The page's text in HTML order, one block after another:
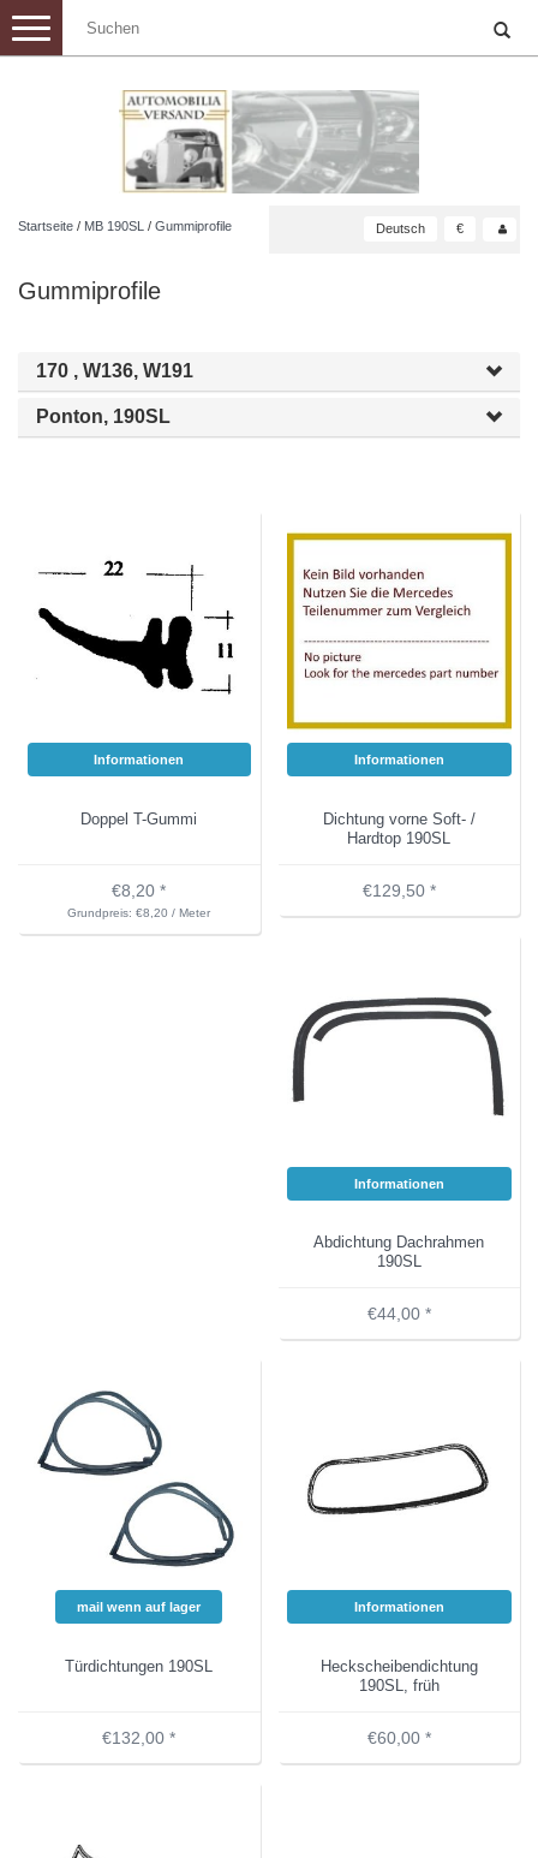
Toggle
navigation
Startseite / MB 190SL / Gummiprofile Deutsch €
Gummiprofile
170 , W136, W191
Ponton, 190SL
Informationen
Doppel T-Gummi
€8,20 *
Grundpreis: €8,20 / Meter
Informationen
Dichtung vorne Soft- /
Hardtop 190SL
€129,50 *
Informationen
Abdichtung Dachrahmen
190SL
€44,00 *
mail wenn auf lager
Türdichtungen 190SL
€132,00 *
Informationen
Heckscheibendichtung
190SL, früh
€60,00 *